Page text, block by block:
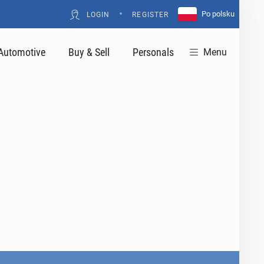
LOGIN • REGISTER Po polsku
Buy & Sell Personals Menu